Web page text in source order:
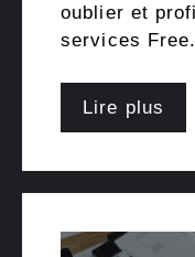
oublier et
services
Lire plus